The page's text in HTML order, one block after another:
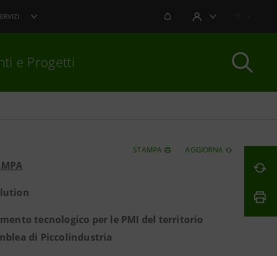
NOTIFICHEAREA UTENTE
e Progetti
STAMPA AGGIORNA
tecnologico per le PMI del territorio
di Piccolindustria